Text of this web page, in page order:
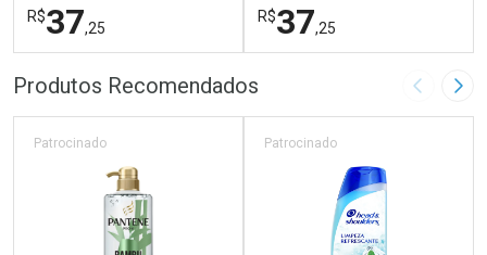
R$37,25
FECHAR
Laboratório
FECHAR
Por Menos
R$37,25
Laboratório
Por Menos
Produtos Recomendados Imagem
Patrocinado Patrocinado